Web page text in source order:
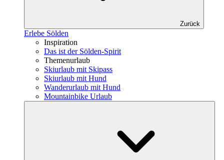
Zurück
Erlebe Sölden
Inspiration
Das ist der Sölden-Spirit
Themenurlaub
Skiurlaub mit Skipass
Skiurlaub mit Hund
Wanderurlaub mit Hund
Mountainbike Urlaub